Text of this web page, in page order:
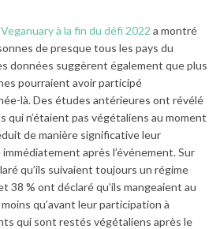
à la fin du défi 2022 a montré
de presque tous les pays du
données suggèrent également que plus
pourraient avoir participé
là. Des études antérieures ont révélé
qui n’étaient pas végétaliens au moment
de manière significative leur
après l’événement. Sur
qu’ils suivaient toujours un régime
38 % ont déclaré qu’ils mangeaient au
qu’avant leur participation à
qui sont restés végétaliens après le